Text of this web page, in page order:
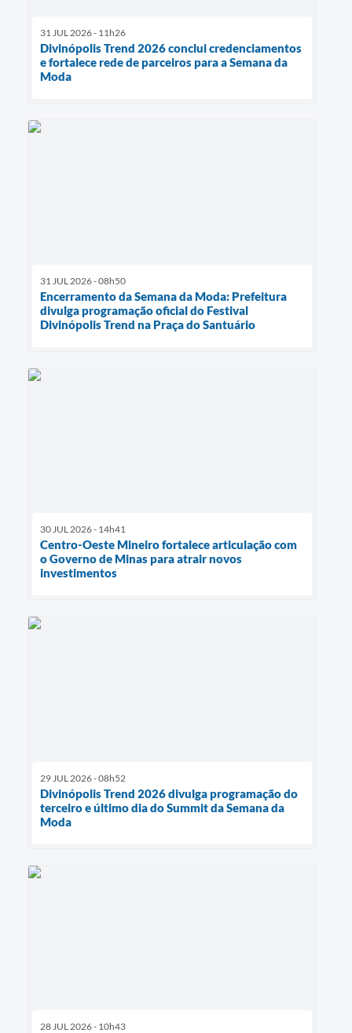
31 JUL 2026 - 11h26
Divinópolis Trend 2026 conclui credenciamentos
e fortalece rede de parceiros para a Semana da
Moda
31 JUL 2026 - 08h50
Encerramento da Semana da Moda: Prefeitura
divulga programação oficial do Festival
Divinópolis Trend na Praça do Santuário
30 JUL 2026 - 14h41
Centro-Oeste Mineiro fortalece articulação com
o Governo de Minas para atrair novos
investimentos
29 JUL 2026 - 08h52
Divinópolis Trend 2026 divulga programação do
terceiro e último dia do Summit da Semana da
Moda
28 JUL 2026 - 10h43